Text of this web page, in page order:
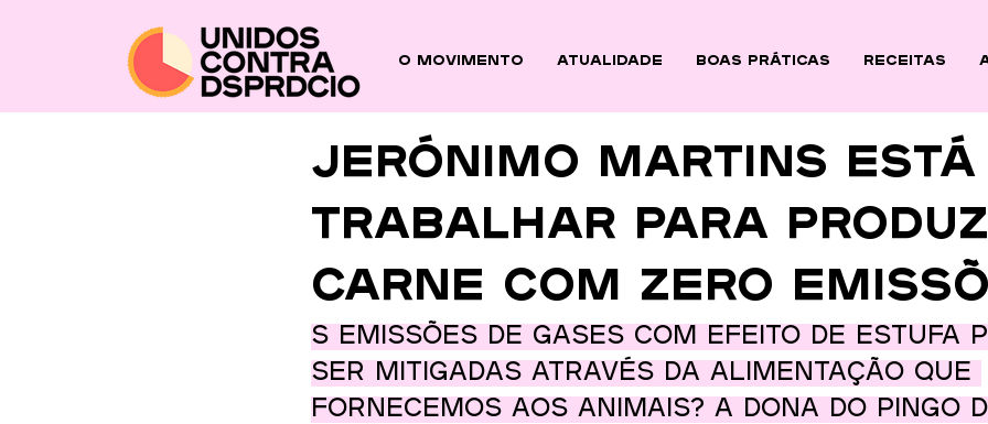
O Movimento ATUALIDADE BOAS PRÁTICAS Receitas
JERÓNIMO MARTINS
TRABALHAR PARA
CARNE COM ZERO
s emissões de gases com efeito de estufa
ser mitigadas através da alimentação que
fornecemos aos animais? A dona do Pingo